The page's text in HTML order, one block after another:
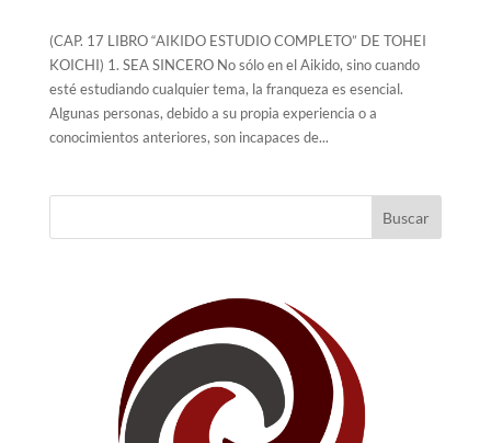
(CAP. 17 LIBRO “AIKIDO ESTUDIO COMPLETO” DE TOHEI
KOICHI) 1. SEA SINCERO No sólo en el Aikido, sino cuando
esté estudiando cualquier tema, la franqueza es esencial.
Algunas personas, debido a su propia experiencia o a
conocimientos anteriores, son incapaces de...